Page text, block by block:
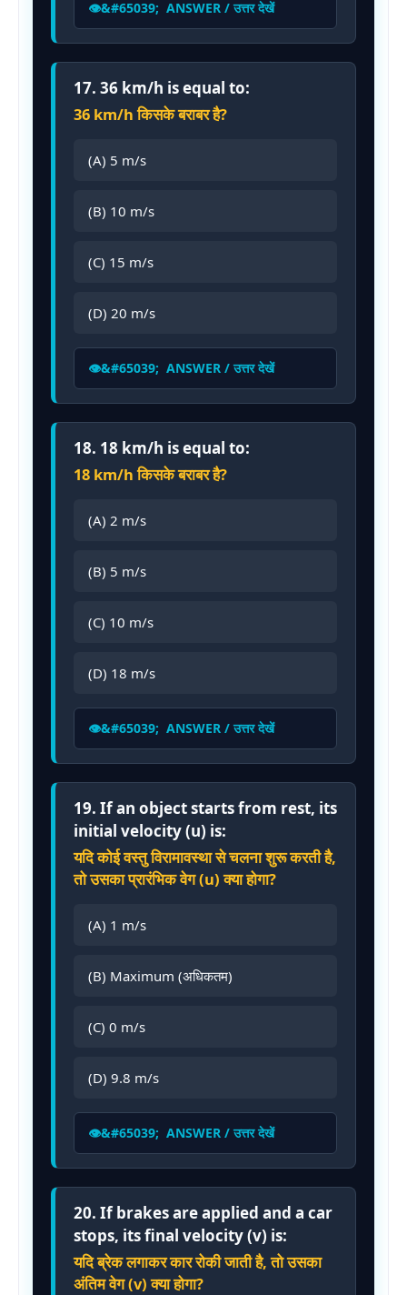
ANSWER / उत्तर देखें
17. 36 km/h is equal to:
36 km/h किसके बराबर है?
(A) 5 m/s
(B) 10 m/s
(C) 15 m/s
(D) 20 m/s
ANSWER / उत्तर देखें
18. 18 km/h is equal to:
18 km/h किसके बराबर है?
(A) 2 m/s
(B) 5 m/s
(C) 10 m/s
(D) 18 m/s
ANSWER / उत्तर देखें
19. If an object starts from rest, its
initial velocity (u) is:
यदि कोई वस्तु विरामावस्था से चलना शुरू करती है,
तो उसका प्रारंभिक वेग (u) क्या होगा?
(A) 1 m/s
(B) Maximum (अधिकतम)
(C) 0 m/s
(D) 9.8 m/s
ANSWER / उत्तर देखें
20. If brakes are applied and a car
stops, its final velocity (v) is:
यदि ब्रेक लगाकर कार रोकी जाती है, तो उसका
अंतिम वेग (v) क्या होगा?